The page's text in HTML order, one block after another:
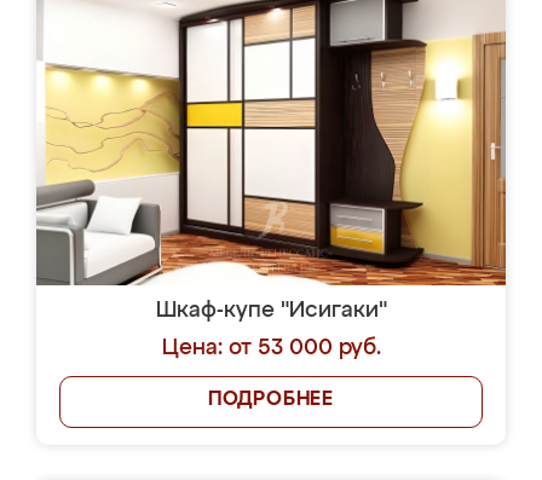
Шкаф-купе "Исигаки"
Цена: от 53 000 руб.
ПОДРОБНЕЕ